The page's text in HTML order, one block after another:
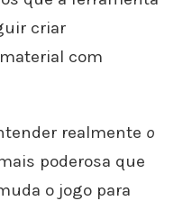
criar
com
realmente o
poderosa que
o jogo para